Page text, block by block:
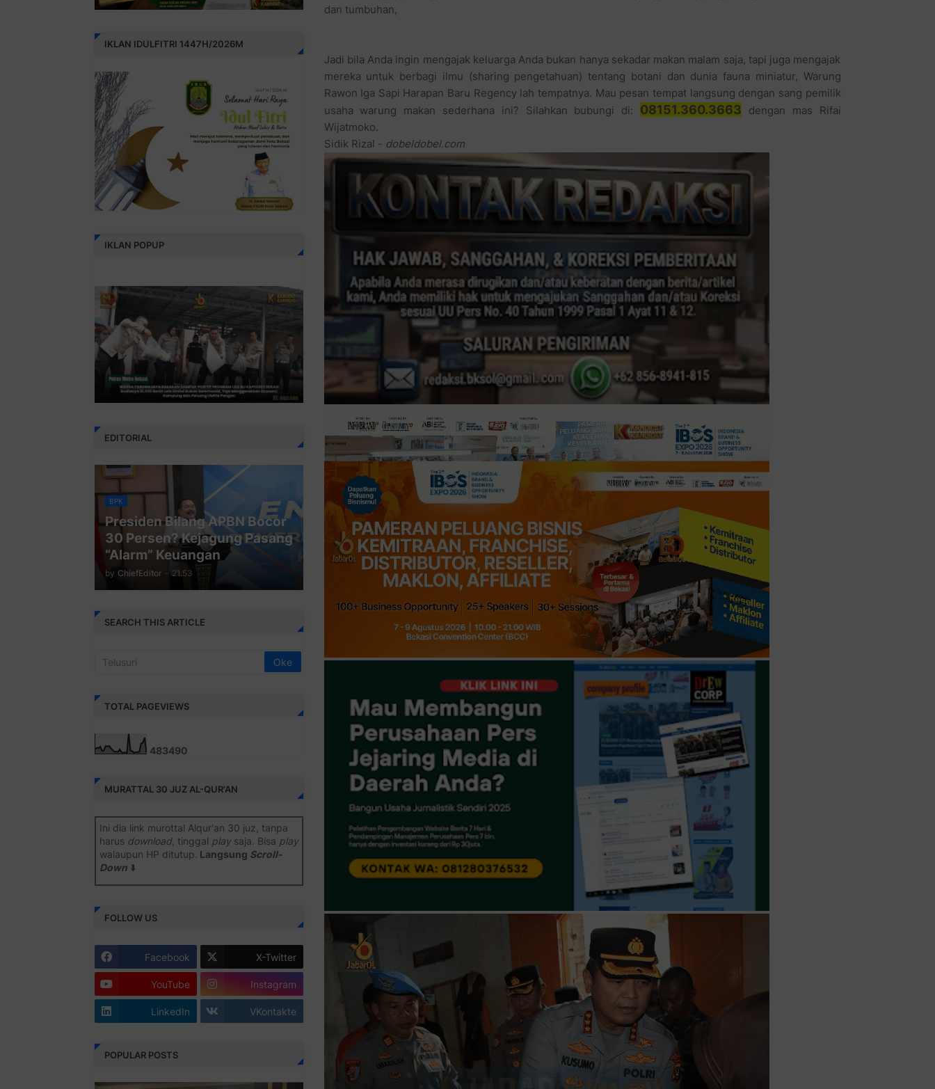
dan tumbuhan,
Jadi bila Anda ingin mengajak keluarga Anda bukan hanya sekadar makan malam saja, tapi juga mengajak
mereka untuk berbagi ilmu (sharing pengetahuan) tentang botani dan dunia fauna miniatur, Warung
Rawon Iga Sapi Harapan Baru Regency lah tempatnya. Mau pesan tempat langsung dengan sang pemilik
usaha warung makan sederhana ini? Silahkan bubungi di: 08151.360.3663 dengan mas Rifai
Wijatmoko.
Sidik Rizal - dobeldobel.com
IKLAN IDULFITRI 1447H/2026M
IKLAN POPUP
EDITORIAL
BPK
Presiden Bilang APBN Bocor
30 Persen? Kejagung Pasang
“Alarm” Keuangan
by ChiefEditor - 21.53
SEARCH THIS ARTICLE
TOTAL PAGEVIEWS
483490
MURATTAL 30 JUZ AL-QUR'AN
Ini dia link murottal Alqur'an 30 juz, tanpa
harus download, tinggal playsaja. Bisa play
walaupun HP ditutup. Langsung Scroll-
Down⬇️
Juz 1 ⇨http://j.mp/2b8SiNO
Juz 2 ⇨http://j.mp/2b8RJmQ
Juz 3 ⇨http://j.mp/2bFSrtF
Juz 4 ⇨http://j.mp/2b8SXi3
Juz 5 ⇨http://j.mp/2b8RZm3
Juz 6 ⇨http://j.mp/28MBohs
Juz 7 ⇨http://j.mp/2bFRIZC
FOLLOW US
Facebook X-Twitter
YouTube Instagram
LinkedIn VKontakte
POPULAR POSTS